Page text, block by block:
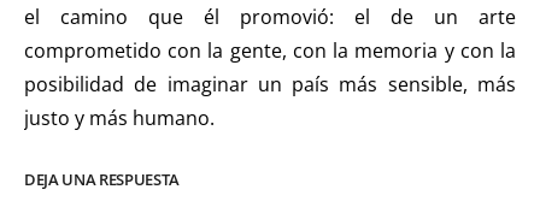
el camino que él promovió: el de un arte
comprometido con la gente, con la memoria y con la
posibilidad de imaginar un país más sensible, más
justo y más humano.
DEJA UNA RESPUESTA